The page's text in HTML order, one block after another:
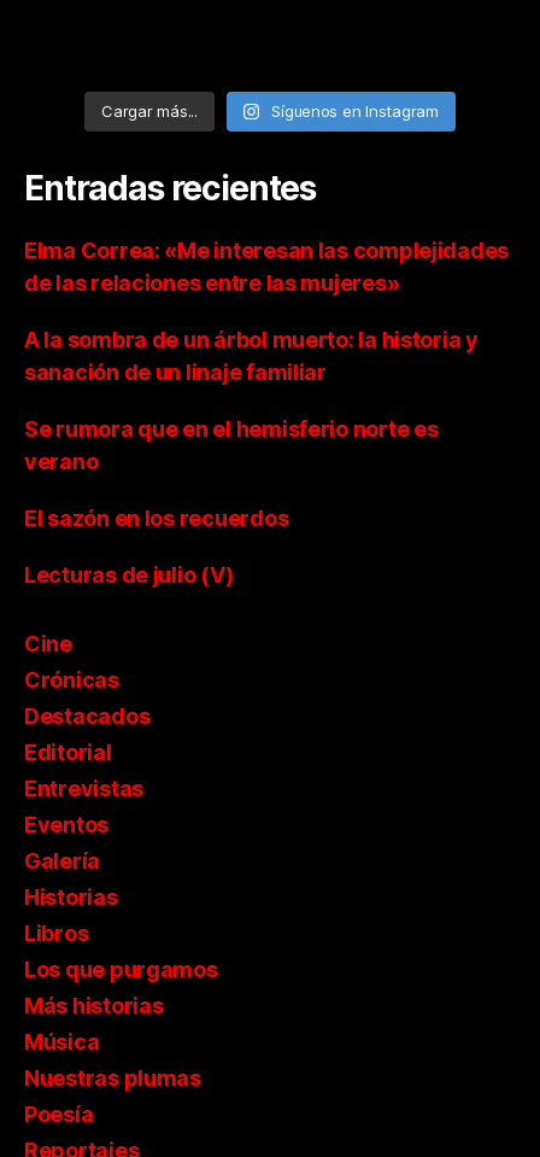
Cargar más... Síguenos en Instagram
Entradas recientes
Elma Correa: «Me interesan las complejidades
de las relaciones entre las mujeres»
A la sombra de un árbol muerto: la historia y
sanación de un linaje familiar
Se rumora que en el hemisferio norte es
verano
El sazón en los recuerdos
Lecturas de julio (V)
Cine
Crónicas
Destacados
Editorial
Entrevistas
Eventos
Galería
Historias
Libros
Los que purgamos
Más historias
Música
Nuestras plumas
Poesía
Reportajes